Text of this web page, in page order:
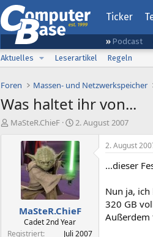
Ticker
Podcast
Aktuelles
Leserartikel Regeln
Foren Massen- und Netzwerkspeicher
Was haltet ihr von...
E
MaSteR.ChieF
E
s
t
e
l
t
a
m
2. August 2007
MaSteR.ChieF
Cadet 2nd Year
Registriert
Juli 2007
2. August
...dieser
Nun ja,
320 GB
Außerdem